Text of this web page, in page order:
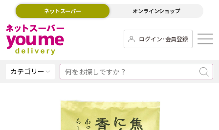
ネットスーパー オンラインショップ
ログイン･会員登録
カテゴリー